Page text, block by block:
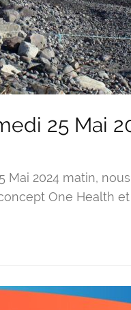
25 Mai
Mai 2024 matin,
One Health